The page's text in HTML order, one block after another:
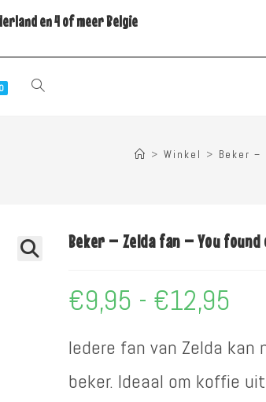
en 4 of meer Belgie
0 Toggle
> Winkel > Beker
Beker – Zelda fan – You found
€9,95 - €12,95
Iedere fan van Zelda kan
beker. Ideaal om koffie